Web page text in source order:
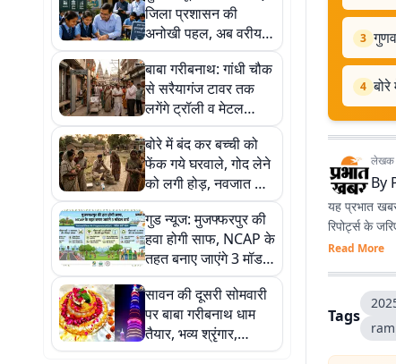
जिला प्रशासन की
अनोखी पहल, अब वरीय
अधिकारी गोद लेंगे स्कूल
बाबा गरीबनाथ: गांधी चौक
से सरैयागंज टावर तक
लगेंगे ट्रॉली व मेटल
डिटेक्टर, कांवरिया पथ
का हुआ निरीक्षण
बोरे में बंद कर बच्ची को
फेंक गये घरवाले, गोद लेने
को लगी होड़, नवजात की
मौत
गुड न्यूज: मुजफ्फरपुर की
हवा होगी साफ, NCAP के
तहत बनाए जाएंगे 3 मॉडल
वार्ड
सावन की दूसरी सोमवारी
पर बाबा गरीबनाथ धाम
तैयार, भव्य श्रृंगार,
जगमगाती सजावट,
3
4
लेखक
By
यह प्रभात
रिपोर्ट्स के
Read More
Tags